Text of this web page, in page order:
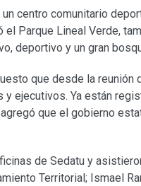
centro comunitario
el Parque Lineal Verde,
deportivo y un gran
que desde la
ejecutivos. Ya están
agregó que el gobierno
de Sedatu y
Territorial; Ismael